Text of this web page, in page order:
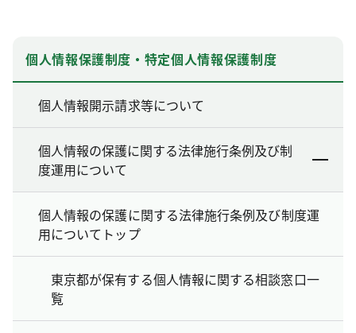
個人情報保護制度・特定個人情報保護制度
個人情報開示請求等について
個人情報の保護に関する法律施行条例及び制
度運用について
個人情報の保護に関する法律施行条例及び制度運
用についてトップ
東京都が保有する個人情報に関する相談窓口一
覧